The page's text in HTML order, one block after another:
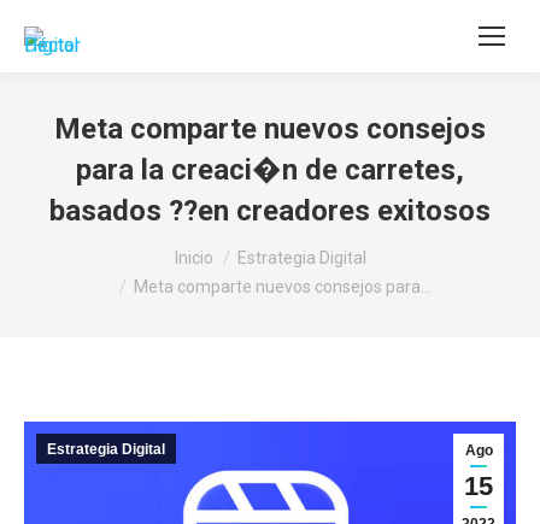
Buscar:
Meta comparte nuevos consejos
para la creaci�n de carretes,
basados ??en creadores exitosos
Inicio
Estrategia Digital
Meta comparte nuevos consejos para…
Ago
15
Estrategia Digital